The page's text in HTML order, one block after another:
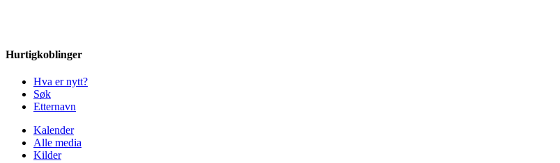
Hurtigkoblinger
Hva er nytt?
Søk
Etternavn
Kalender
Alle media
Kilder